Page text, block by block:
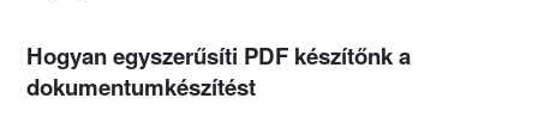
Hogyan egyszerűsíti PDF készítőnk a
dokumentumkészítést